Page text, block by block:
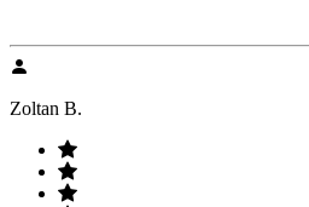
Zoltan B.